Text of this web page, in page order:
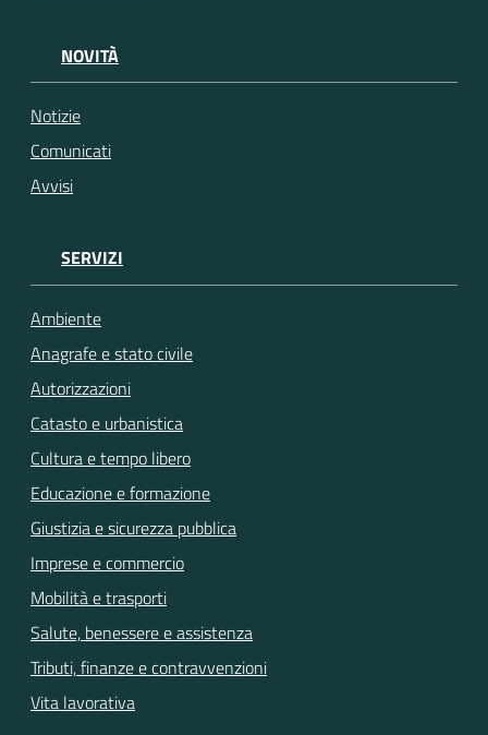
NOVITÀ
Notizie
Comunicati
Avvisi
SERVIZI
Ambiente
Anagrafe e stato civile
Autorizzazioni
Catasto e urbanistica
Cultura e tempo libero
Educazione e formazione
Giustizia e sicurezza pubblica
Imprese e commercio
Mobilità e trasporti
Salute, benessere e assistenza
Tributi, finanze e contravvenzioni
Vita lavorativa